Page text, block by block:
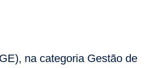
na categoria Gestão de